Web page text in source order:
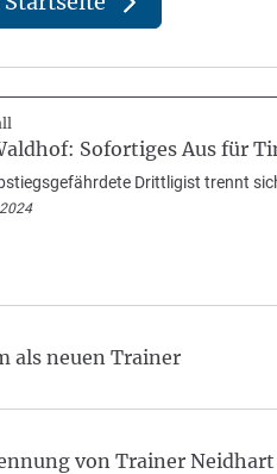
Sofortiges Aus für
Drittligist trennt
als neuen Trainer
von Trainer Neidhart